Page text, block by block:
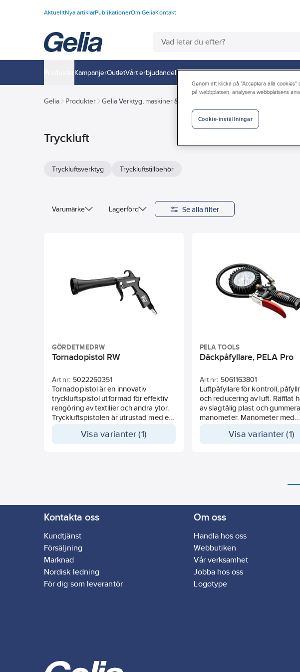
AktuelltNya artiklarPublikationerOm GeliaKontakt
KampanjerOutletVårt erbjudandeInteriörHandla hos ossGuider &
Gelia Produkter Gelia Verktyg, maskiner & hantering
Tryckluft
Tryckluftsverktyg Tryckluftstillbehör
Varumärke Lagerförd Se alla filter
GÖRDETMEDRW
Tornadopistol RW
Art nr: 5022260351
Tornadopistol är en innovativ
tryckluftspistol utformad för effektiv
rengöring av textilier och andra ytor.
Tryckluftspistolen är utrustad med en
slang med tyngder på. Vid
Visa varianter (1)
PELA TOOLS
Däckpåfyllare, PELA Pro
Art nr: 5061163801
Luftpåfyllare för kontroll,
och reducering av luft. Räfflat
av slagtålig plast och
manometer. Manometer med
Maximalt arbetstryck 8 bar 116
Visa varianter (1)
Kontakta oss
Kundtjänst
Försäljning
Marknad
Nordisk ledning
För dig som leverantör
Om oss
Handla hos oss
Webbutiken
Vår verksamhet
Jobba hos oss
Logotype
Genom att klicka på "Acceptera alla
på webbplatsen, analysera webbplatsens
Cookie-inställningar